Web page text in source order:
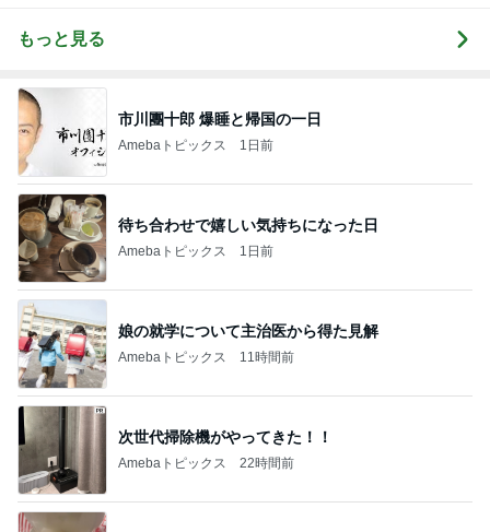
もっと見る
市川團十郎 爆睡と帰国の一日
Amebaトピックス 1日前
待ち合わせで嬉しい気持ちになった日
Amebaトピックス 1日前
娘の就学について主治医から得た見解
Amebaトピックス 11時間前
次世代掃除機がやってきた！！
Amebaトピックス 22時間前